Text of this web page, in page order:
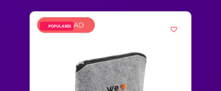
POPULARES